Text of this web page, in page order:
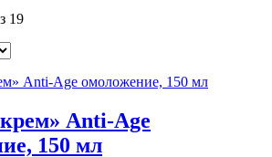
19
Anti-Age
150 мл